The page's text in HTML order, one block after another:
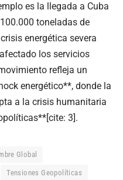
es la llegada a Cuba
toneladas de
energética severa
los servicios
refleja un
energético**, donde la
a la crisis humanitaria
3].
Global
Tensiones Geopolíticas